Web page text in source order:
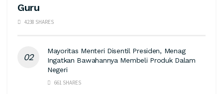
Guru
4238 SHARES
Mayoritas Menteri Disentil Presiden, Menag
Ingatkan Bawahannya Membeli Produk Dalam
Negeri
661 SHARES